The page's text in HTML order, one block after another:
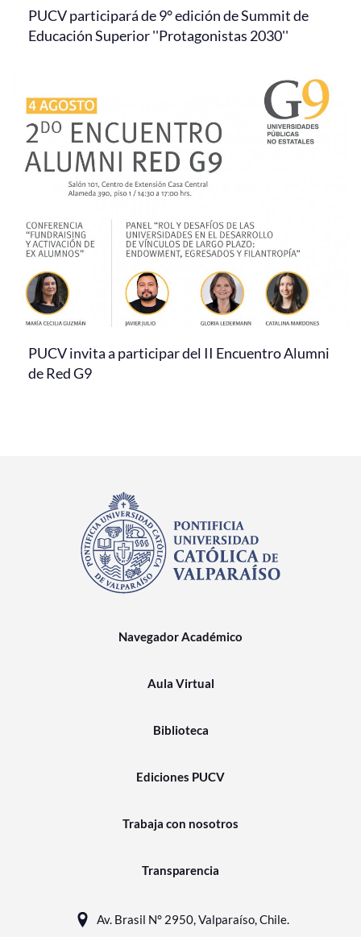
PUCV participará de 9° edición de Summit de
Educación Superior ''Protagonistas 2030''
PUCV invita a participar del II Encuentro Alumni
de Red G9
Navegador Académico
Aula Virtual
Biblioteca
Ediciones PUCV
Trabaja con nosotros
Transparencia
Av. Brasil N° 2950, Valparaíso, Chile.